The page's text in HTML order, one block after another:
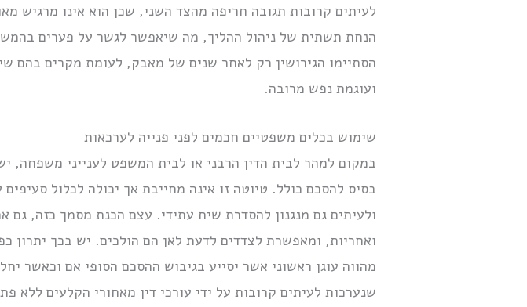
לעיתים קרובות תגובה חריפה מהצד השני, שכן הוא אינו מרגיש
הנחת תשתית של ניהול ההליך, מה שיאפשר לגשר על פערים
הסתיימו הגירושין רק לאחר שנים של מאבק, לעומת מקרים בהם
ועוגמת נפש מרובה.
שימוש בכלים משפטיים חכמים לפני פנייה לערכאות
במקום למהר לבית הדין הרבני או לבית המשפט לענייני
בסיס להסכם כולל. טיוטה זו אינה מחייבת אך יכולה לכלול
ולעיתים גם מנגנון להסדרת שיח עתידי. עצם הכנת מסמך כזה,
ואחריות, ומאפשרת לצדדים לדעת לאן הם הולכים. יש בכך
מהווה עוגן ראשוני אשר יסייע בגיבוש ההסכם הסופי אם וכאשר
שנערכות לעיתים קרובות על ידי עורכי דין מאחורי הקלעים